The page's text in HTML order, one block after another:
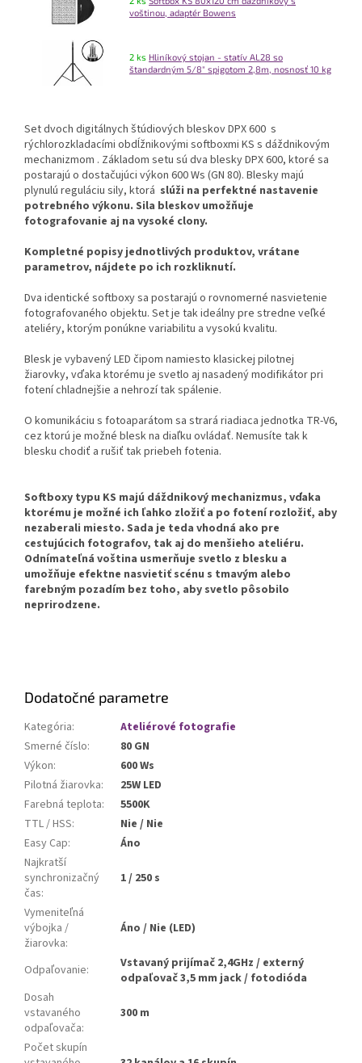
voštinou, adaptér Bowens
2 ks Hliníkový stojan - statív AL28 so
štandardným 5/8" spigotom 2,8m, nosnosť 10 kg
Set dvoch digitálnych štúdiových bleskov DPX 600 s
rýchlorozkladacími obdĺžnikovými softboxmi KS s dáždnikovým
mechanizmom . Základom setu sú dva blesky DPX 600, ktoré sa
postarajú o dostačujúci výkon 600 Ws (GN 80). Blesky majú
plynulú reguláciu sily, ktorá slúži na perfektné nastavenie
potrebného výkonu. Sila bleskov umožňuje
fotografovanie aj na vysoké clony.
Kompletné popisy jednotlivých produktov, vrátane
parametrov, nájdete po ich rozkliknutí.
Dva identické softboxy sa postarajú o rovnomerné nasvietenie
fotografovaného objektu. Set je tak ideálny pre stredne veľké
ateliéry, ktorým ponúkne variabilitu a vysokú kvalitu.
Blesk je vybavený LED čipom namiesto klasickej pilotnej
žiarovky, vďaka ktorému je svetlo aj nasadený modifikátor pri
fotení chladnejšie a nehrozí tak spálenie.
O komunikáciu s fotoaparátom sa strará riadiaca jednotka TR-V6,
cez ktorú je možné blesk na diaľku ovládať. Nemusíte tak k
blesku chodiť a rušiť tak priebeh fotenia.
Softboxy typu KS majú dáždnikový mechanizmus, vďaka
ktorému je možné ich ľahko zložiť a po fotení rozložiť, aby
nezaberali miesto. Sada je teda vhodná ako pre
cestujúcich fotografov, tak aj do menšieho ateliéru.
Odnímateľná voština usmerňuje svetlo z blesku a
umožňuje efektne nasvietiť scénu s tmavým alebo
farebným pozadím bez toho, aby svetlo pôsobilo
neprirodzene.
Dodatočné parametre
Kategória:
Ateliérové fotografie
Smerné číslo:
80 GN
Výkon:
600 Ws
Pilotná žiarovka:
25W LED
Farebná teplota:
5500K
TTL / HSS:
Nie / Nie
Easy Cap:
Áno
Najkratší
synchronizačný
čas:
1 / 250 s
Vymeniteľná
výbojka /
žiarovka:
Áno / Nie (LED)
Odpaľovanie:
Vstavaný prijímač 2,4GHz / externý
odpaľovač 3,5 mm jack / fotodióda
Dosah
vstavaného
odpaľovača:
300 m
Počet skupín